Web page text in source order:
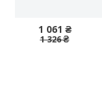
1 061 ₴
1 326 ₴